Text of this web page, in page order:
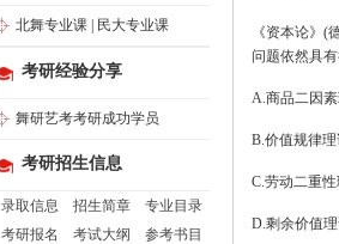
北舞专业课 民大专业课
考研经验分享
舞研艺考考研成功学员
考研招生信息
录取信息 招生简章
专业目录
考研报名
考试大纲
参考书目
《资本论》
问题依然具
A.商品二因
B.价值规律
C.劳动二重
D.剩余价值